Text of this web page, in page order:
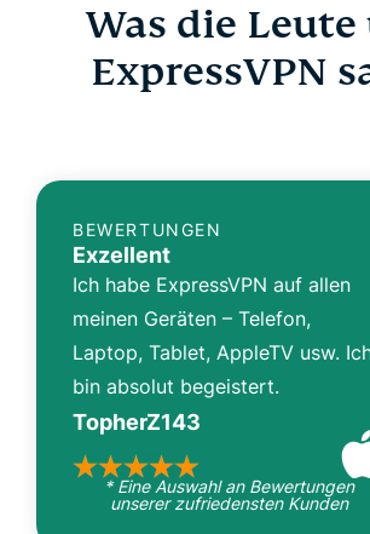
Was die Leute
ExpressVPN
BEWERTUNGEN
Exzellent
Ich habe ExpressVPN auf allen
meinen Geräten – Telefon,
Laptop, Tablet, AppleTV usw.
bin absolut begeistert.
TopherZ143
* Eine Auswahl an Bewertungen
unserer zufriedensten Kunden